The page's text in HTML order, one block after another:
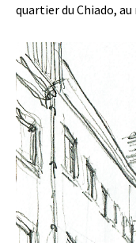
quartier du Chiado,